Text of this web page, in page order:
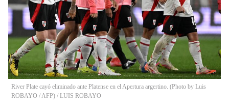
River Plate cayó eliminado ante Platense en el Apertura argertino. (Photo by Luis
ROBAYO / AFP) / LUIS ROBAYO